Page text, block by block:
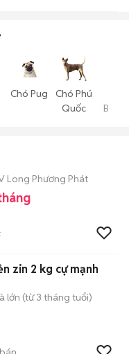
Chó Pug
Chó Phú
Quốc
Long Phương Phát
zin 2 kg cự mạnh
lớn (từ 3 tháng tuổi)